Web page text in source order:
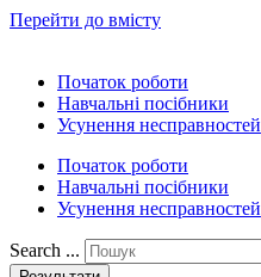
Перейти до вмісту
Початок роботи
Навчальні посібники
Усунення несправностей
Початок роботи
Навчальні посібники
Усунення несправностей
Search ...